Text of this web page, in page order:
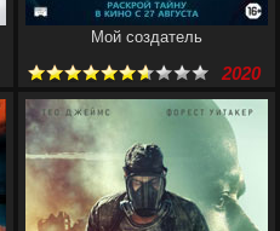
Мой создатель
2020